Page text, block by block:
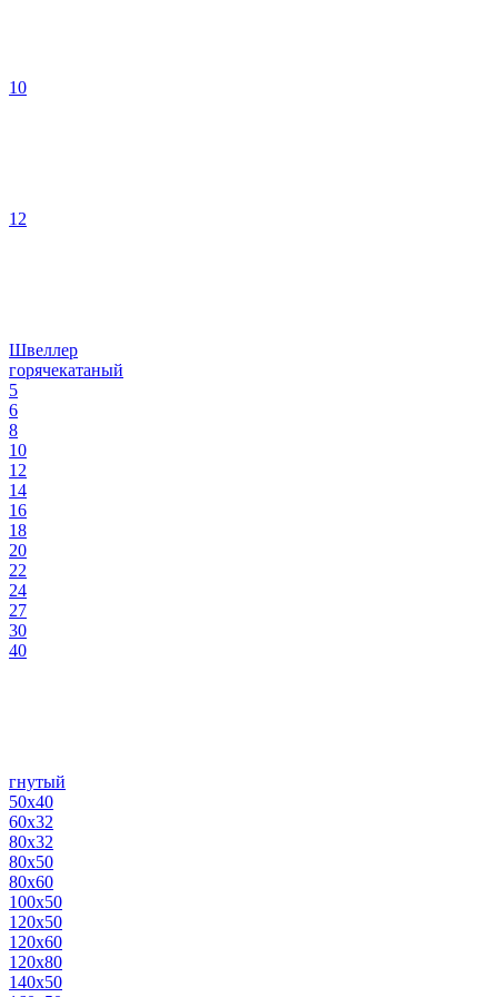
10
12
Швеллер
горячекатаный
5
6
8
10
12
14
16
18
20
22
24
27
30
40
гнутый
50х40
60х32
80х32
80х50
80х60
100х50
120х50
120х60
120х80
140х50